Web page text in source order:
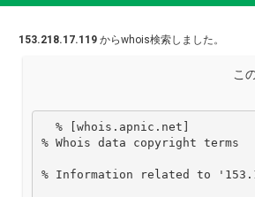
153.218.17.119 からwhois検索しました。
こ
% Whois data copyright
% Information related to